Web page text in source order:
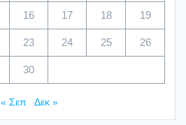
16 17 18 19
23 24 25 26
30
« Σεπ Δεκ »